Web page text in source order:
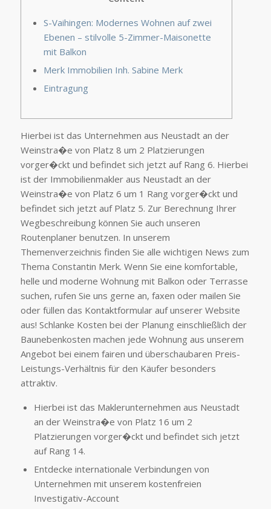
S-Vaihingen: Modernes Wohnen auf zwei
Ebenen – stilvolle 5-Zimmer-Maisonette
mit Balkon
Merk Immobilien Inh. Sabine Merk
Eintragung
Hierbei ist das Unternehmen aus Neustadt an der
Weinstra�e von Platz 8 um 2 Platzierungen
vorger�ckt und befindet sich jetzt auf Rang 6. Hierbei
ist der Immobilienmakler aus Neustadt an der
Weinstra�e von Platz 6 um 1 Rang vorger�ckt und
befindet sich jetzt auf Platz 5. Zur Berechnung Ihrer
Wegbeschreibung können Sie auch unseren
Routenplaner benutzen. In unserem
Themenverzeichnis finden Sie alle wichtigen News zum
Thema Constantin Merk. Wenn Sie eine komfortable,
helle und moderne Wohnung mit Balkon oder Terrasse
suchen, rufen Sie uns gerne an, faxen oder mailen Sie
oder füllen das Kontaktformular auf unserer Website
aus! Schlanke Kosten bei der Planung einschließlich der
Baunebenkosten machen jede Wohnung aus unserem
Angebot bei einem fairen und überschaubaren Preis-
Leistungs-Verhältnis für den Käufer besonders
attraktiv.
Hierbei ist das Maklerunternehmen aus Neustadt
an der Weinstra�e von Platz 16 um 2
Platzierungen vorger�ckt und befindet sich jetzt
auf Rang 14.
Entdecke internationale Verbindungen von
Unternehmen mit unserem kostenfreien
Investigativ-Account